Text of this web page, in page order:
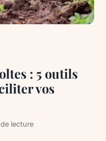
: 5 outils
vos
lecture